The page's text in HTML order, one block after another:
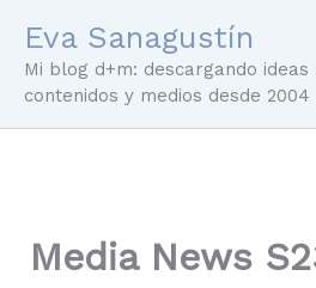
contenido
Eva Sanagustín
Mi blog d+m: descargando ideas
contenidos y medios desde 2004
Media News